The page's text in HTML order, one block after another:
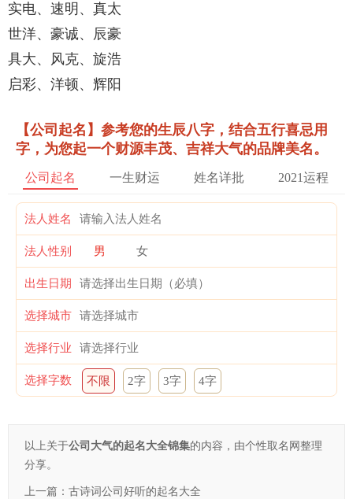
实电、速明、真太
世洋、豪诚、辰豪
具大、风克、旋浩
启彩、洋顿、辉阳
【公司起名】参考您的生辰八字，结合五行喜忌用
字，为您起一个财源丰茂、吉祥大气的品牌美名。
公司起名 一生财运 姓名详批 2021运程
法人姓名
法人性别 男 女
出生日期
选择城市
选择行业
选择字数 不限 2字 3字 4字
以上关于公司大气的起名大全锦集的内容，由个性取名网整理
分享。
上一篇： 古诗词公司好听的起名大全